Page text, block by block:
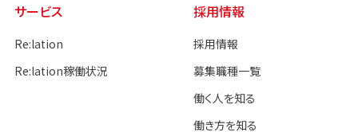
サービス
Re:lation
Re:lation稼働状況
採用情報
採用情報
募集職種一覧
働く人を知る
働き方を知る